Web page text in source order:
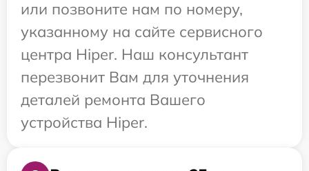
или позвоните нам по номеру,
указанному на сайте сервисного
центра Hiper. Наш консультант
перезвонит Вам для уточнения
деталей ремонта Вашего
устройства Hiper.